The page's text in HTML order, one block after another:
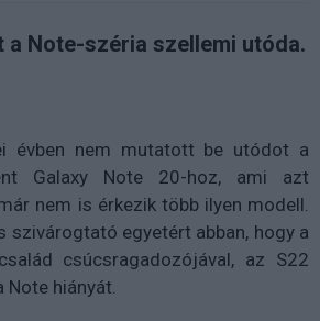
a Note-széria szellemi utóda.
évben nem mutatott be utódot a
Galaxy Note 20-hoz, ami azt
nem is érkezik több ilyen modell.
szivárogtató egyetért abban, hogy a
csúcsragadozójával, az S22
Note hiányát.